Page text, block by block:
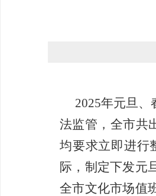
2025年元旦、
法监管，全市共
均要求立即进行
际，制定下发元
全市文化市场值